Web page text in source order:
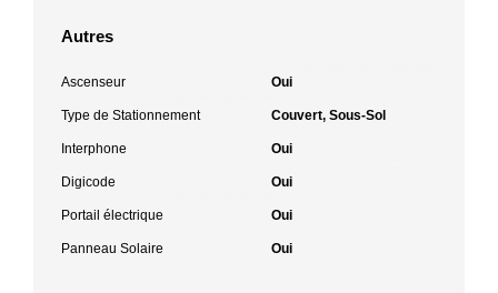
Autres
Ascenseur Oui
Type de Stationnement Couvert, Sous-Sol
Interphone Oui
Digicode Oui
Portail électrique Oui
Panneau Solaire Oui